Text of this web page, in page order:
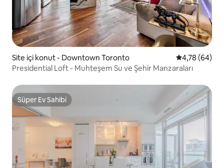
Site içi konut - Downtown Toronto 5 üzerinden
4,78 (64)
Presidential Loft - Muhteşem Su ve Şehir Manzaraları
Süper Ev Sahibi
Süper Ev Sahibi